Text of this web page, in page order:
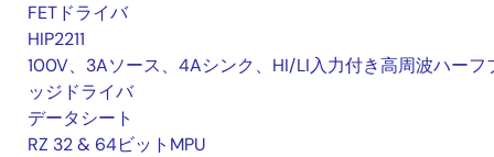
FETドライバ
HIP2211
100V、3Aソース、4Aシンク、HI/LI入力付き高周波ハーフ
ッジドライバ
データシート
RZ 32 & 64ビットMPU